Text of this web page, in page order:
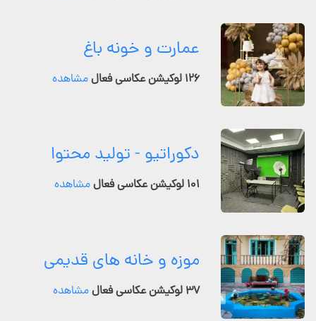
عمارت و خونه باغ
۱۲۶ لوکیشن عکاسی فعال مشاهده
دکوراتیو - تولید محتوا
۱۰۱ لوکیشن عکاسی فعال مشاهده
موزه و خانه های قدیمی
۳۷ لوکیشن عکاسی فعال مشاهده